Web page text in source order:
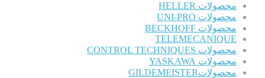
محصولات HELLER
محصولات UNI-PRO
محصولات BECKHOFF
TELEMECANIQUE
محصولات CONTROL TECHNIQUES
محصولات YASKAWA
محصولاتGILDEMEISTER